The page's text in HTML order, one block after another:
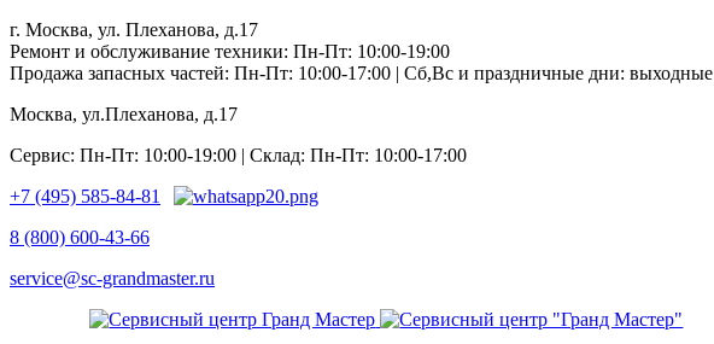
г. Москва, ул. Плеханова, д.17
Ремонт и обслуживание техники: Пн-Пт: 10:00-19:00
Продажа запасных частей: Пн-Пт: 10:00-17:00 | Сб,Вс и праздничные дни: выходные
Москва, ул.Плеханова, д.17
Сервис: Пн-Пт: 10:00-19:00 | Склад: Пн-Пт: 10:00-17:00
+7 (495) 585-84-81
8 (800) 600-43-66
service@sc-grandmaster.ru